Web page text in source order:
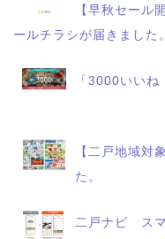
【早秋セール
ールチラシが届きました。
「3000いいね
【二戸地域対
た。
二戸ナビ ス